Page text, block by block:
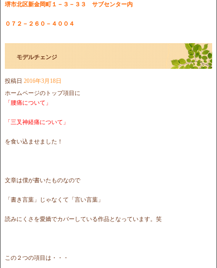
堺市北区新金岡町１－３－３３ サブセンター内
０７２－２６０－４００４
モデルチェンジ
投稿日 2016年3月18日
ホームページのトップ項目に
「腰痛について」
「三叉神経痛について」
を食い込ませました！
文章は僕が書いたものなので
「書き言葉」じゃなくて「言い言葉」
読みにくさを愛嬌でカバーしている作品となっています。笑
この２つの項目は・・・